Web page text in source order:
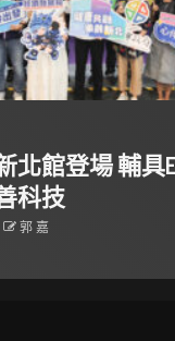
北館登場 輔具
科技
郭 嘉